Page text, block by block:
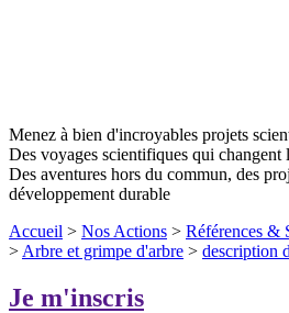
Menez à bien d'incroyables projets
Des voyages scientifiques qui changent
Des aventures hors du commun, des
développement durable
Accueil > Nos Actions > Références &
> Arbre et grimpe d'arbre > description
Je m'inscris